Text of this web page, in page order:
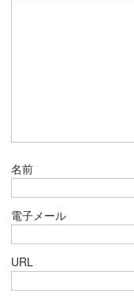
名前
電子メール
URL